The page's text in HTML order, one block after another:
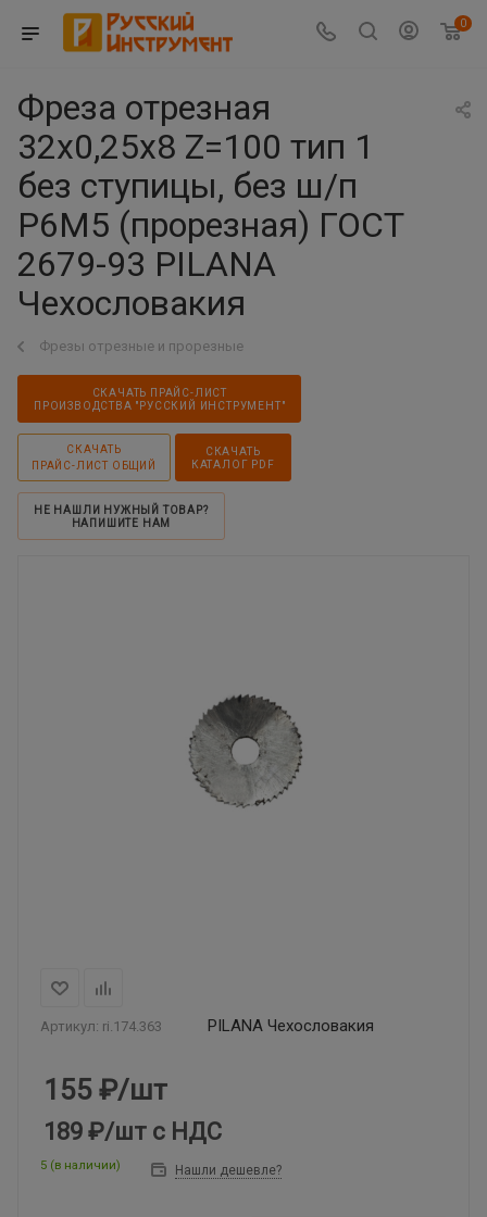
0
Фреза отрезная
32х0,25х8 Z=100 тип 1
без ступицы, без ш/п
Р6М5 (прорезная) ГОСТ
2679-93 PILАNА
Чехословакия
Фрезы отрезные и прорезные
СКАЧАТЬ ПРАЙС-ЛИСТ
ПРОИЗВОДСТВА "РУССКИЙ ИНСТРУМЕНТ"
СКАЧАТЬ
ПРАЙС-ЛИСТ ОБЩИЙ
СКАЧАТЬ
КАТАЛОГ PDF
НЕ НАШЛИ НУЖНЫЙ ТОВАР?
НАПИШИТЕ НАМ
Артикул: ri.174.363 PILАNА Чехословакия
155 ₽/шт
189 ₽/шт с НДС
5 (в наличии) Нашли дешевле?